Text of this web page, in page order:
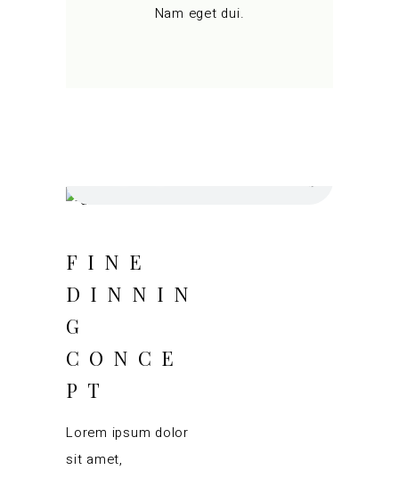
Nam eget dui.
FINE
DINNIN
G
CONCE
PT
Lorem ipsum dolor
sit amet,